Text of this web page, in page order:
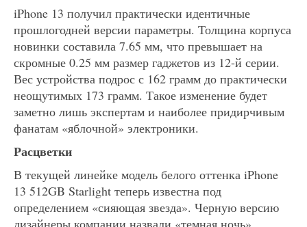
iPhone 13 получил практически идентичные
прошлогодней версии параметры. Толщина корпуса
новинки составила 7.65 мм, что превышает на
скромные 0.25 мм размер гаджетов из 12-й серии.
Вес устройства подрос с 162 грамм до практически
неощутимых 173 грамм. Такое изменение будет
заметно лишь экспертам и наиболее придирчивым
фанатам «яблочной» электроники.
Расцветки
В текущей линейке модель белого оттенка iPhone
13 512GB Starlight теперь известна под
определением «сияющая звезда». Черную версию
дизайнеры компании назвали «темная ночь».